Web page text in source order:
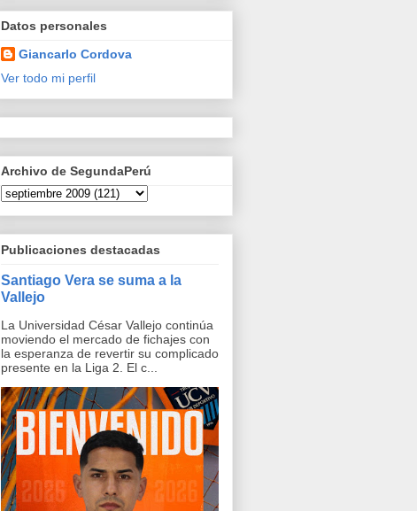
Datos personales
Giancarlo Cordova
Ver todo mi perfil
Archivo de SegundaPerú
Publicaciones destacadas
Santiago Vera se suma a la
Vallejo
La Universidad César Vallejo continúa
moviendo el mercado de fichajes con
la esperanza de revertir su complicado
presente en la Liga 2. El c...